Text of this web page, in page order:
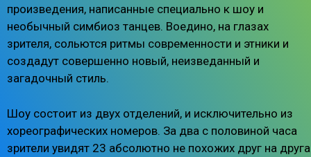
произведения, написанные специально к шоу и
необычный симбиоз танцев. Воедино, на глазах
зрителя, сольются ритмы современности и этники и
создадут совершенно новый, неизведанный и
загадочный стиль.
Шоу состоит из двух отделений, и исключительно из
хореографических номеров. За два с половиной часа
зрители увидят 23 абсолютно не похожих друг на друга